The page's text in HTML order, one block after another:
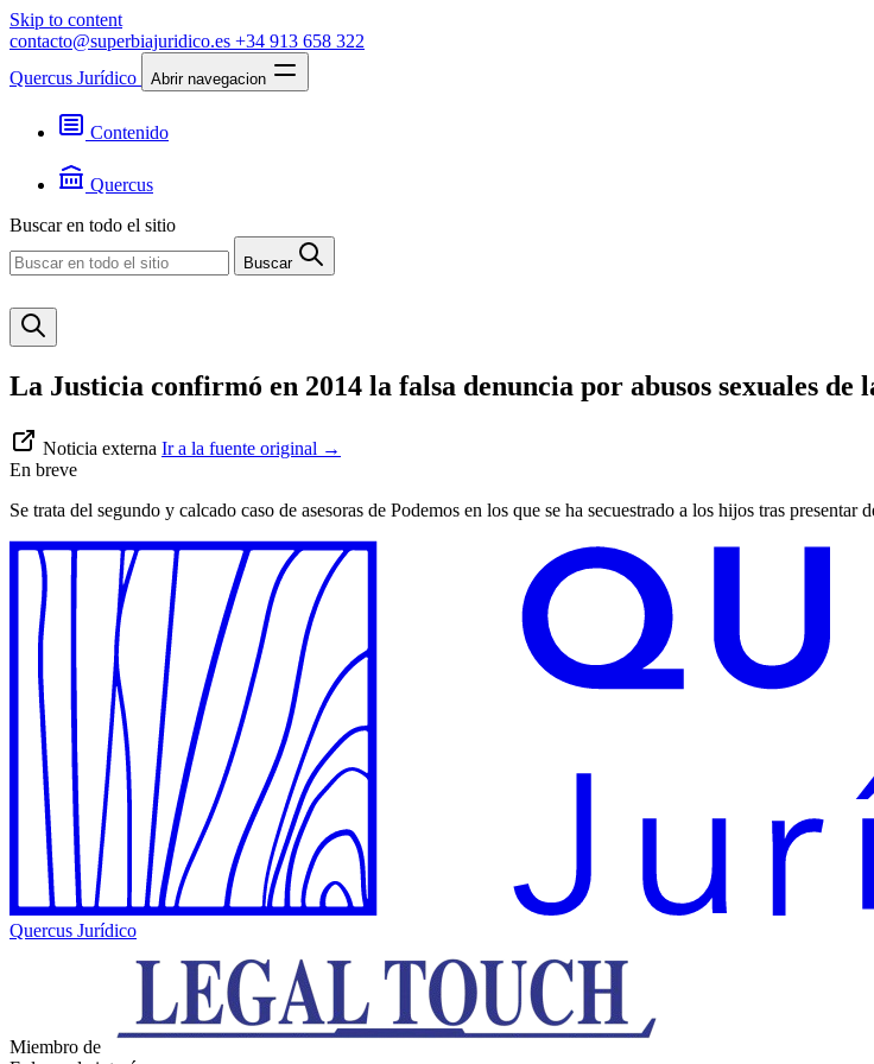
Skip to content
contacto@superbiajuridico.es +34 913 658 322
Quercus Jurídico
Abrir navegacion
Contenido
Noticias
Quercus
Contacto
Buscar en todo el sitio
Buscar
La Justicia confirmó en 2014 la falsa denuncia por abusos sexuales de
Noticia externa Ir a la fuente original →
En breve
Se trata del segundo y calcado caso de asesoras de Podemos en los que se ha secuestrado a los hijos tras
Quercus Jurídico
Miembro de